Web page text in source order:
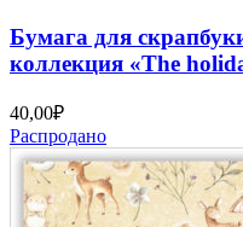
Бумага для
коллекция «The
40,00₽
Распродано